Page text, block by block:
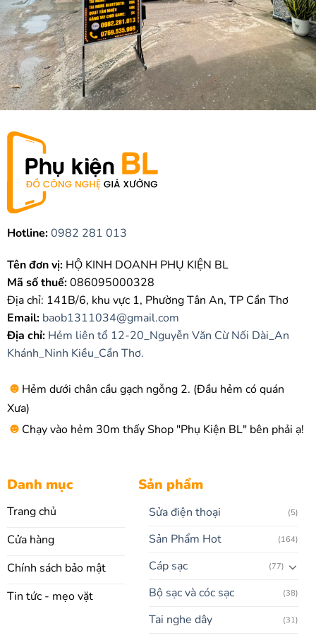
Hotline:0982 281 013
Tên đơn vị:HỘ KINH DOANH PHỤ KIỆN BL
Mã số thuế:086095000328
Địa chỉ: 141B/6, khu vực 1, Phường Tân An, TP Cần Thơ
Email:baob1311034@gmail.com
Địa chỉ: Hẻm liên tổ 12-20_Nguyễn Văn Cừ Nối Dài_An
Khánh_Ninh Kiều_Cần Thơ.
☻ Hẻm dưới chân cầu gạch ngỗng 2. (Đầu hẻm có quán
Xưa)
☻ Chạy vào hẻm 30m thấy Shop "Phụ Kiện BL" bên phải ạ!
Danh mục
Trang chủ
Cửa hàng
Chính sách bảo mật
Tin tức - mẹo vặt
Sản phẩm
Sửa điện thoại (5)
Sản Phẩm Hot (164)
Cáp sạc (77)
Bộ sạc và cóc sạc (38)
Tai nghe dây (31)